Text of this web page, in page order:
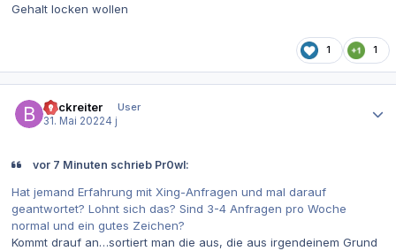
Gehalt locken wollen
1 1
Bockreiter
User
31. Mai 20224 j
vor 7 Minuten schrieb Pr0wl:
Hat jemand Erfahrung mit Xing-Anfragen und mal darauf
geantwortet? Lohnt sich das? Sind 3-4 Anfragen pro Woche
normal und ein gutes Zeichen?
Kommt drauf an…sortiert man die aus, die aus irgendeinem Grund